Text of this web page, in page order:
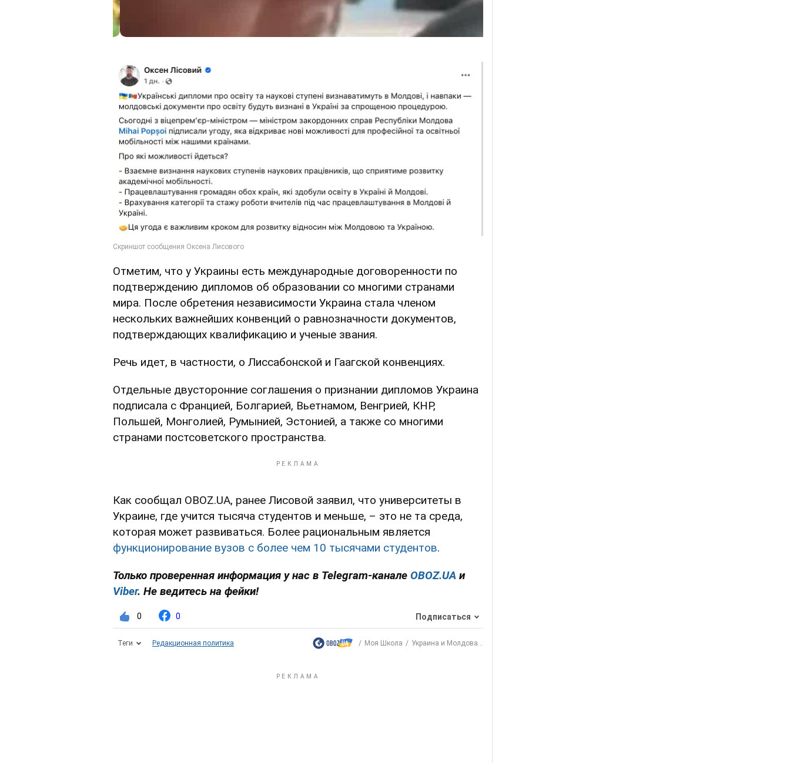
Отметим, что у Украины есть международные договоренности по
подтверждению дипломов об образовании со многими странами
мира. После обретения независимости Украина стала членом
нескольких важнейших конвенций о равнозначности документов,
подтверждающих квалификацию и ученые звания.
Речь идет, в частности, о Лиссабонской и Гаагской конвенциях.
Отдельные двусторонние соглашения о признании дипломов Украина
подписала с Францией, Болгарией, Вьетнамом, Венгрией, КНР,
Польшей, Монголией, Румынией, Эстонией, а также со многими
странами постсоветского пространства.
Как сообщал OBOZ.UA, ранее Лисовой заявил, что университеты в
Украине, где учится тысяча студентов и меньше, – это не та среда,
которая может развиваться. Более рациональным является
функционирование вузов с более чем 10 тысячами студентов.
Только проверенная информация у нас в Telegram-канале OBOZ.UA и
Viber. Не ведитесь на фейки!
0 0 Подписаться
Теги Редакционная политика Моя Школа Украина и Молдова...